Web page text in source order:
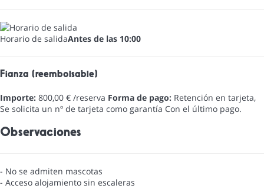
Horario de salidaAntes de las 10:00
Fianza (reembolsable)
Importe: 800,00 € /reserva Forma de pago: Retención en tarjeta,
Se solicita un nº de tarjeta como garantía Con el último pago.
Observaciones
- No se admiten mascotas
- Acceso alojamiento sin escaleras